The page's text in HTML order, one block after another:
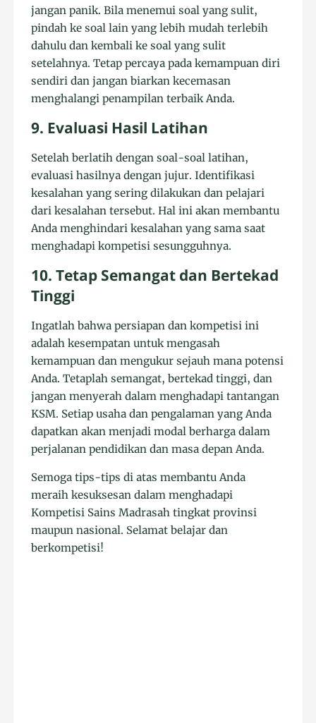
jangan panik. Bila menemui soal yang sulit,
pindah ke soal lain yang lebih mudah terlebih
dahulu dan kembali ke soal yang sulit
setelahnya. Tetap percaya pada kemampuan diri
sendiri dan jangan biarkan kecemasan
menghalangi penampilan terbaik Anda.
9. Evaluasi Hasil Latihan
Setelah berlatih dengan soal-soal latihan,
evaluasi hasilnya dengan jujur. Identifikasi
kesalahan yang sering dilakukan dan pelajari
dari kesalahan tersebut. Hal ini akan membantu
Anda menghindari kesalahan yang sama saat
menghadapi kompetisi sesungguhnya.
10. Tetap Semangat dan Bertekad
Tinggi
Ingatlah bahwa persiapan dan kompetisi ini
adalah kesempatan untuk mengasah
kemampuan dan mengukur sejauh mana potensi
Anda. Tetaplah semangat, bertekad tinggi, dan
jangan menyerah dalam menghadapi tantangan
KSM. Setiap usaha dan pengalaman yang Anda
dapatkan akan menjadi modal berharga dalam
perjalanan pendidikan dan masa depan Anda.
Semoga tips-tips di atas membantu Anda
meraih kesuksesan dalam menghadapi
Kompetisi Sains Madrasah tingkat provinsi
maupun nasional. Selamat belajar dan
berkompetisi!